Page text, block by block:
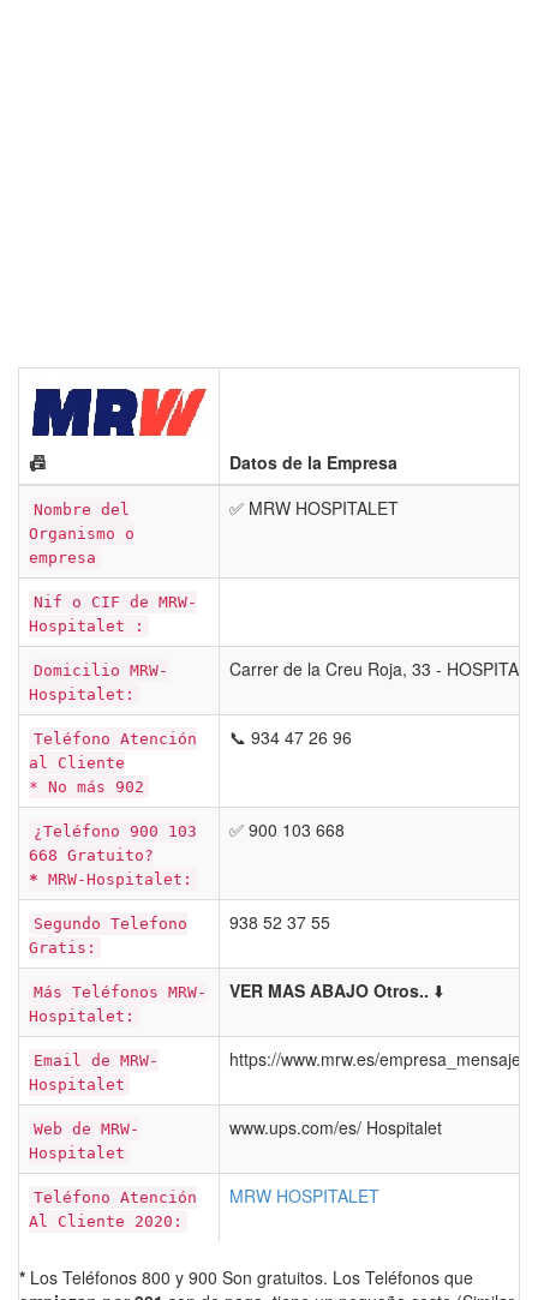
📠 Datos de la Empresa
Nombre del
Organismo o
empresa
✅ MRW HOSPITALET
Nif o CIF de MRW-
Hospitalet :
Domicilio MRW-
Hospitalet:
Carrer de la Creu Roja, 33 -
Teléfono Atención
al Cliente
* No más 902
📞 934 47 26 96
¿Teléfono 900 103
668 Gratuito?
* MRW-Hospitalet:
✅ 900 103 668
Segundo Telefono
Gratis:
938 52 37 55
Más Teléfonos MRW-
Hospitalet:
VER MAS ABAJO Otros.. ⬇️
Email de MRW-
Hospitalet
https://www.mrw.es/
Web de MRW-
Hospitalet
www.ups.com/es/ Hospitalet
Teléfono Atención
Al Cliente 2020:
MRW HOSPITALET
* Los Teléfonos 800 y 900 Son gratuitos. Los Teléfonos que